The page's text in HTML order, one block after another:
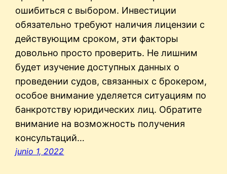
ошибиться с выбором. Инвестиции
обязательно требуют наличия лицензии с
действующим сроком, эти факторы
довольно просто проверить. Не лишним
будет изучение доступных данных о
проведении судов, связанных с брокером,
особое внимание уделяется ситуациям по
банкротству юридических лиц. Обратите
внимание на возможность получения
консультаций…
junio 1, 2022